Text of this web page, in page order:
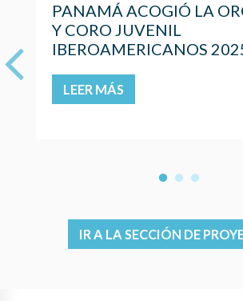
Previous
PANAMÁ ACOGIÓ LA
Y CORO JUVENIL
IBEROAMERICANOS
LEER MÁS
1 2 3
IR A LA SECCIÓN DE